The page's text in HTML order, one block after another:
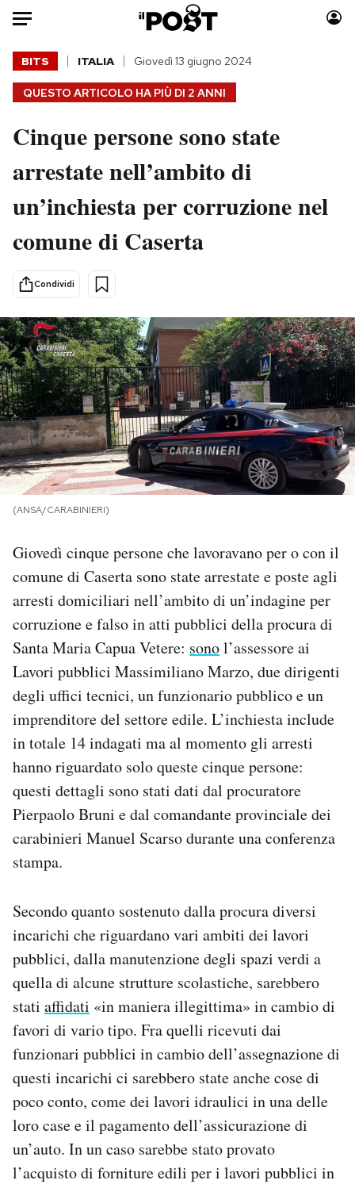
Auto
HOME
Italia
Politica
Tecnologia
Scienza
Cultura
Economia
Sport
Moda
Consumismi
Storie/Idee
Media
Mondiali calcio 2026
PODCAST
NEWSLETTER
I MIEI PREFERITI
SHOP
CALENDARIO
AREA PERSONALE
Area Personale
Newsletter
Notifiche mobile
Regala il Post
Hai bisogno di aiuto?
Esci
QUESTO ARTICOLO HA PIÙ DI 2 ANNI
BITS ITALIA Giovedì 13 giugno 2024
Cinque persone sono state
arrestate nell’ambito di
un’inchiesta per corruzione nel
comune di Caserta
Condividi
(ANSA/CARABINIERI)
Giovedì cinque persone che lavoravano per o con il
comune di Caserta sono state arrestate e poste agli
arresti domiciliari nell’ambito di un’indagine per
corruzione e falso in atti pubblici della procura di
Santa Maria Capua Vetere: sonol’assessore ai
Lavori pubblici Massimiliano Marzo, due dirigenti
degli uffici tecnici, un funzionario pubblico e un
imprenditore del settore edile. L’inchiesta include
in totale 14 indagati ma al momento gli arresti
hanno riguardato solo queste cinque persone:
questi dettagli sono stati dati dal procuratore
Pierpaolo Bruni e dal comandante provinciale dei
carabinieri Manuel Scarso durante una conferenza
stampa.
Secondo quanto sostenuto dalla procura diversi
incarichi che riguardano vari ambiti dei lavori
pubblici, dalla manutenzione degli spazi verdi a
quella di alcune strutture scolastiche, sarebbero
stati affidati «in maniera illegittima» in cambio di
favori di vario tipo. Fra quelli ricevuti dai
funzionari pubblici in cambio dell’assegnazione di
questi incarichi ci sarebbero state anche cose di
poco conto, come dei lavori idraulici in una delle
loro case e il pagamento dell’assicurazione di
un’auto. In un caso sarebbe stato provato
l’acquisto di forniture edili per i lavori pubblici in